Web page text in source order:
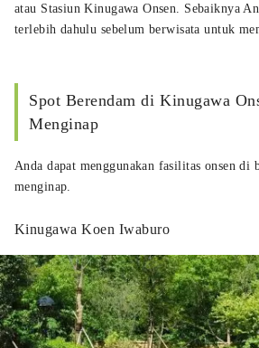
atau Stasiun Kinugawa Onsen. Sebaiknya
terlebih dahulu sebelum berwisata untuk
Spot Berendam di Kinugawa
Menginap
Anda dapat menggunakan fasilitas onsen di
menginap.
Kinugawa Koen Iwaburo